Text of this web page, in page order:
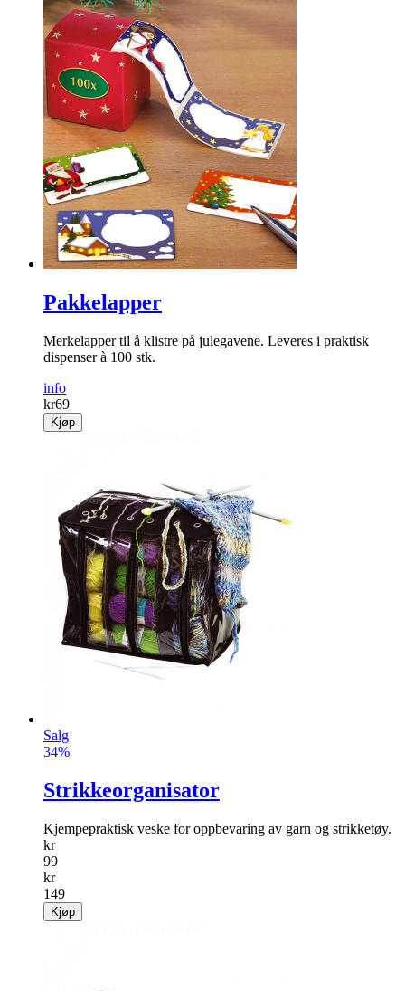
Pakkelapper
Merkelapper til å klistre på julegavene. Leveres i praktisk
dispenser à 100 stk.
info
kr69
Kjøp
Salg
34%
Strikkeorganisator
Kjempepraktisk veske for oppbevaring av garn og strikketøy.
kr
99
kr
149
Kjøp